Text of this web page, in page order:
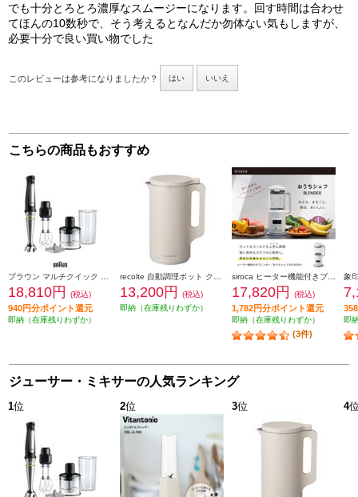
でも十分とろとろ濃厚なスムージーになります。回す時間は合わせ
てほんの10数秒で、そう考えるとなんだか勿体ない気もしますが、
必要十分で良い買い物でした
このレビューは参考になりましたか？ はい いいえ
こちらの商品もおすすめ
18,810円 (税込)
940円分ポイント還元
即納（在庫残りわずか）
13,200円
(税込)
即納（在庫残りわずか）
17,820円 (税込)
1,782円分ポイント還元
即納（在庫残りわずか）
(3件)
即
ジューサー・ミキサーの人気ランキング
1位 2位 3位 4